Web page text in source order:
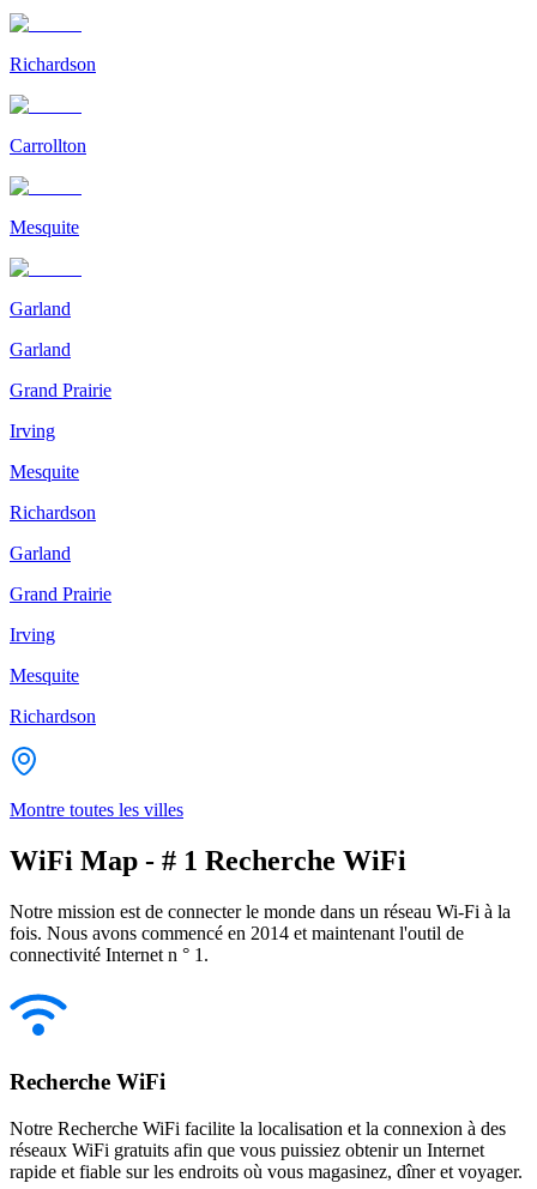
Richardson
Carrollton
Mesquite
Garland
Garland
Grand Prairie
Irving
Mesquite
Richardson
Garland
Grand Prairie
Irving
Mesquite
Richardson
Montre toutes les villes
WiFi Map - # 1 Recherche WiFi
Notre mission est de connecter le monde dans un réseau Wi-Fi à la
fois. Nous avons commencé en 2014 et maintenant l'outil de
connectivité Internet n ° 1.
Recherche WiFi
Notre Recherche WiFi facilite la localisation et la connexion à des
réseaux WiFi gratuits afin que vous puissiez obtenir un Internet
rapide et fiable sur les endroits où vous magasinez, dîner et voyager.